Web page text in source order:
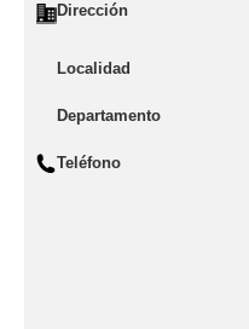
Dirección
Localidad
Departamento
Teléfono